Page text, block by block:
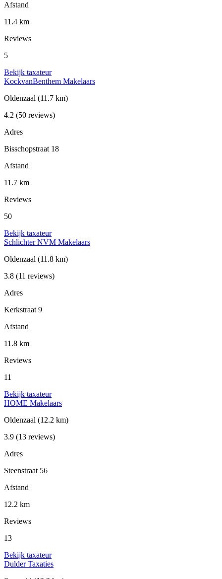
Afstand
11.4 km
Reviews
5
Bekijk taxateur
KockvanBenthem Makelaars
Oldenzaal (11.7 km)
4.2 (50 reviews)
Adres
Bisschopstraat 18
Afstand
11.7 km
Reviews
50
Bekijk taxateur
Schlichter NVM Makelaars
Oldenzaal (11.8 km)
3.8 (11 reviews)
Adres
Kerkstraat 9
Afstand
11.8 km
Reviews
11
Bekijk taxateur
HOME Makelaars
Oldenzaal (12.2 km)
3.9 (13 reviews)
Adres
Steenstraat 56
Afstand
12.2 km
Reviews
13
Bekijk taxateur
Dulder Taxaties